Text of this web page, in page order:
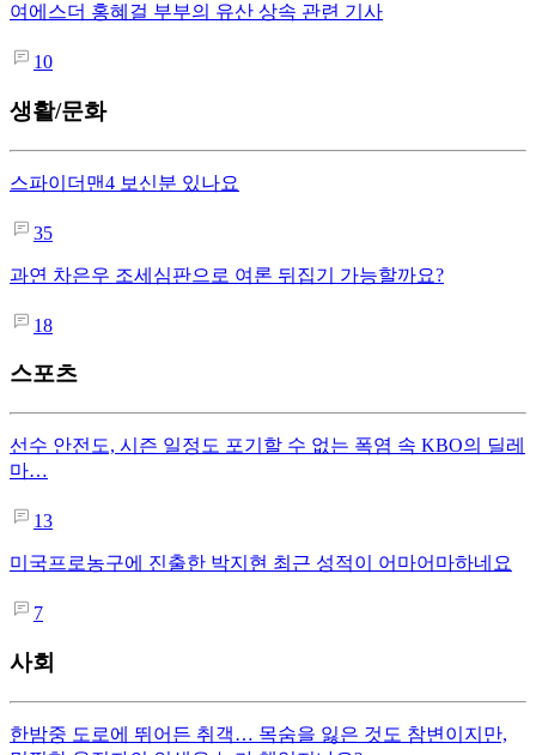
여에스더 홍혜걸 부부의 유산 상속 관련 기사
10
생활/문화
스파이더맨4 보신분 있나요
35
과연 차은우 조세심판으로 여론 뒤집기 가능할까요?
18
스포츠
선수 안전도, 시즌 일정도 포기할 수 없는 폭염 속 KBO의 딜레
마…
13
미국프로농구에 진출한 박지현 최근 성적이 어마어마하네요
7
사회
한밤중 도로에 뛰어든 취객… 목숨을 잃은 것도 참변이지만,